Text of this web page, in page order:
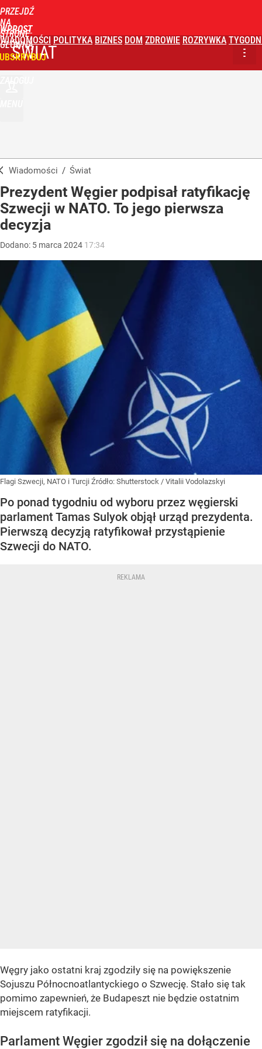
PRZEJDŹ
NA
STRONĘ
GŁÓWNĄ
WPROST
WIADOMOŚCI POLITYKA BIZNES DOM ZDROWIE ROZRYWKA
ŚWIAT
Wiadomości / Świat
Prezydent Węgier podpisał ratyfikację
Szwecji w NATO. To jego pierwsza
decyzja
Dodano: 5 marca 2024 17:34
Flagi Szwecji, NATO i Turcji Źródło: Shutterstock / Vitalii Vodolazskyi
Po ponad tygodniu od wyboru przez węgierski
parlament Tamas Sulyok objął urząd prezydenta.
Pierwszą decyzją ratyfikował przystąpienie
Szwecji do NATO.
Węgry jako ostatni kraj zgodziły się na powiększenie
Sojuszu Północnoatlantyckiego o Szwecję. Stało się tak
pomimo zapewnień, że Budapeszt nie będzie ostatnim
miejscem ratyfikacji.
Parlament Węgier zgodził się na dołączenie